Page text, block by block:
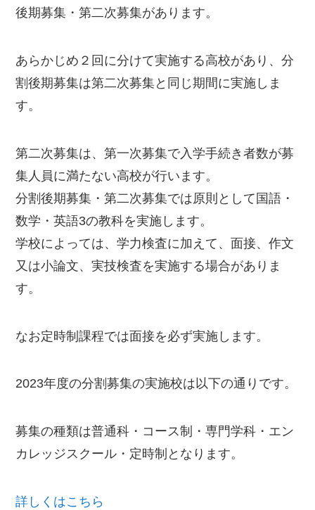
後期募集・第二次募集があります。
あらかじめ２回に分けて実施する高校があり、分
割後期募集は第二次募集と同じ期間に実施しま
す。
第二次募集は、第一次募集で入学手続き者数が募
集人員に満たない高校が行います。
分割後期募集・第二次募集では原則として国語・
数学・英語3の教科を実施します。
学校によっては、学力検査に加えて、面接、作文
又は小論文、実技検査を実施する場合がありま
す。
なお定時制課程では面接を必ず実施します。
2023年度の分割募集の実施校は以下の通りです。
募集の種類は普通科・コース制・専門学科・エン
カレッジスクール・定時制となります。
詳しくはこちら